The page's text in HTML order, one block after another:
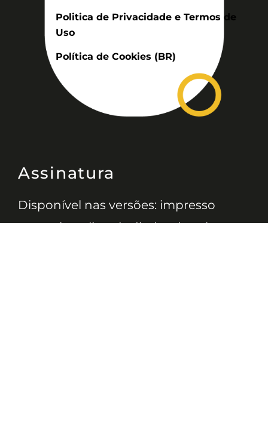
Politica de Privacidade e Termos de
Uso
Política de Cookies (BR)
Assinatura
Disponível nas versões: impresso
mensal, on-line, áudio (Podcast) e